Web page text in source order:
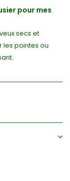
pour mes
secs et
les pointes ou